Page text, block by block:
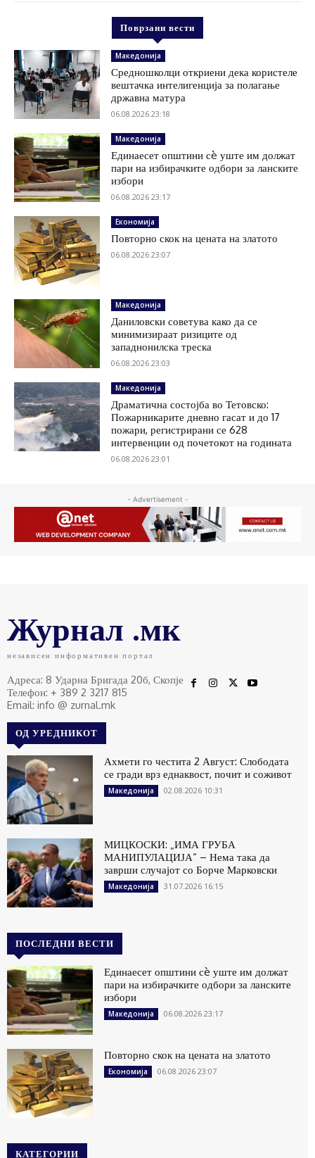
Поврзани вести
Македонија
Средношколци откриени дека користеле
вештачка интелигенција за полагање
државна матура
06.08.2026 23:18
Македонија
Единаесет општини сè уште им должат
пари на избирачките одбори за ланските
избори
06.08.2026 23:17
Економија
Повторно скок на цената на златото
06.08.2026 23:07
Македонија
Даниловски советува како да се
минимизираат ризиците од
западнонилска треска
06.08.2026 23:03
Македонија
Драматична состојба во Тетовско:
Пожарникарите дневно гасат и до 17
пожари, регистрирани се 628
интервенции од почетокот на годината
06.08.2026 23:01
- Advertisement -
Журнал .мк
независен информативен портал
Адреса: 8 Ударна Бригада 20б, Скопје
Телефон: + 389 2 3217 815
Email: info @ zurnal.mk
ОД УРЕДНИКОТ
Ахмети го честита 2 Август: Слободата
се гради врз еднаквост, почит и соживот
Македонија 02.08.2026 10:31
МИЦКОСКИ: „ИМА ГРУБА
МАНИПУЛАЦИЈА“ – Нема така да
заврши случајот со Борче Марковски
Македонија 31.07.2026 16:15
ПОСЛЕДНИ ВЕСТИ
Единаесет општини сè уште им должат
пари на избирачките одбори за ланските
избори
Македонија 06.08.2026 23:17
Повторно скок на цената на златото
Економија 06.08.2026 23:07
КАТЕГОРИИ